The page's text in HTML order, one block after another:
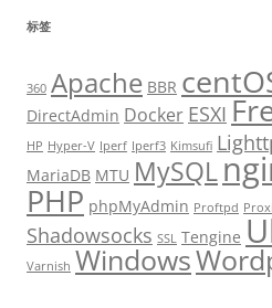
标签
360 Apache BBR
DirectAdmin Docker ESXI
HP Hyper-V Iperf Iperf3 Kimsufi
MariaDB MTU MySQL
PHP phpMyAdmin Proftpd
Shadowsocks SSL Tengine
Varnish Windows